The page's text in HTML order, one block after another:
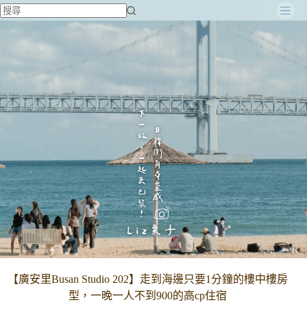
跳
容
【廣安里Busan Studio 202】走到海邊只要1分鐘的樓中樓房
型，一晚一人不到900的高cp住宿